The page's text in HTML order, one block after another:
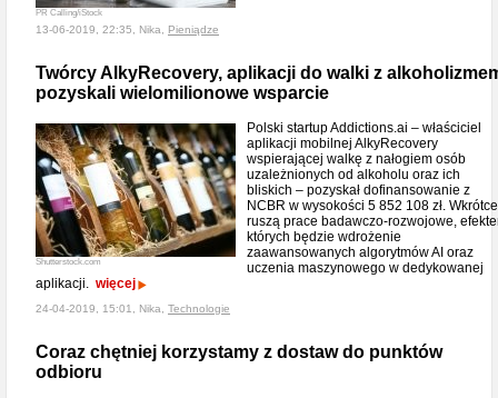
PR Calling/iStock
13-06-2019, 22:35, Nika, Pieniądze
Twórcy AlkyRecovery, aplikacji do walki z
pozyskali wielomilionowe wsparcie
Shutterstock.com
Polski startup Addictions.ai – właściciel
aplikacji mobilnej AlkyRecovery
wspierającej walkę z nałogiem osób
uzależnionych od alkoholu oraz ich
bliskich – pozyskał dofinansowanie z
NCBR w wysokości 5 852 108 zł. Wkrótce
ruszą prace badawczo-rozwojowe,
których będzie wdrożenie
zaawansowanych algorytmów AI oraz
uczenia maszynowego w dedykowanej
aplikacji. więcej
24-04-2019, 15:01, Nika, Technologie
Coraz chętniej korzystamy z dostaw do punktów
odbioru